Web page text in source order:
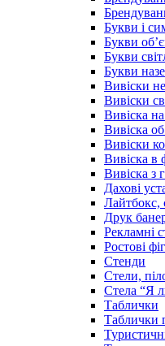
Букви і
Букви
Букви
Букви
Вивіски не
Вивіски
Вивіска
Вивіска
Вивіски
Вивіска в
Вивіска з
Дахові
Лайтбокс,
Друк
Рекламні
Ростові
Стенди
Стели,
Стела “Я
Таблички
Таблички